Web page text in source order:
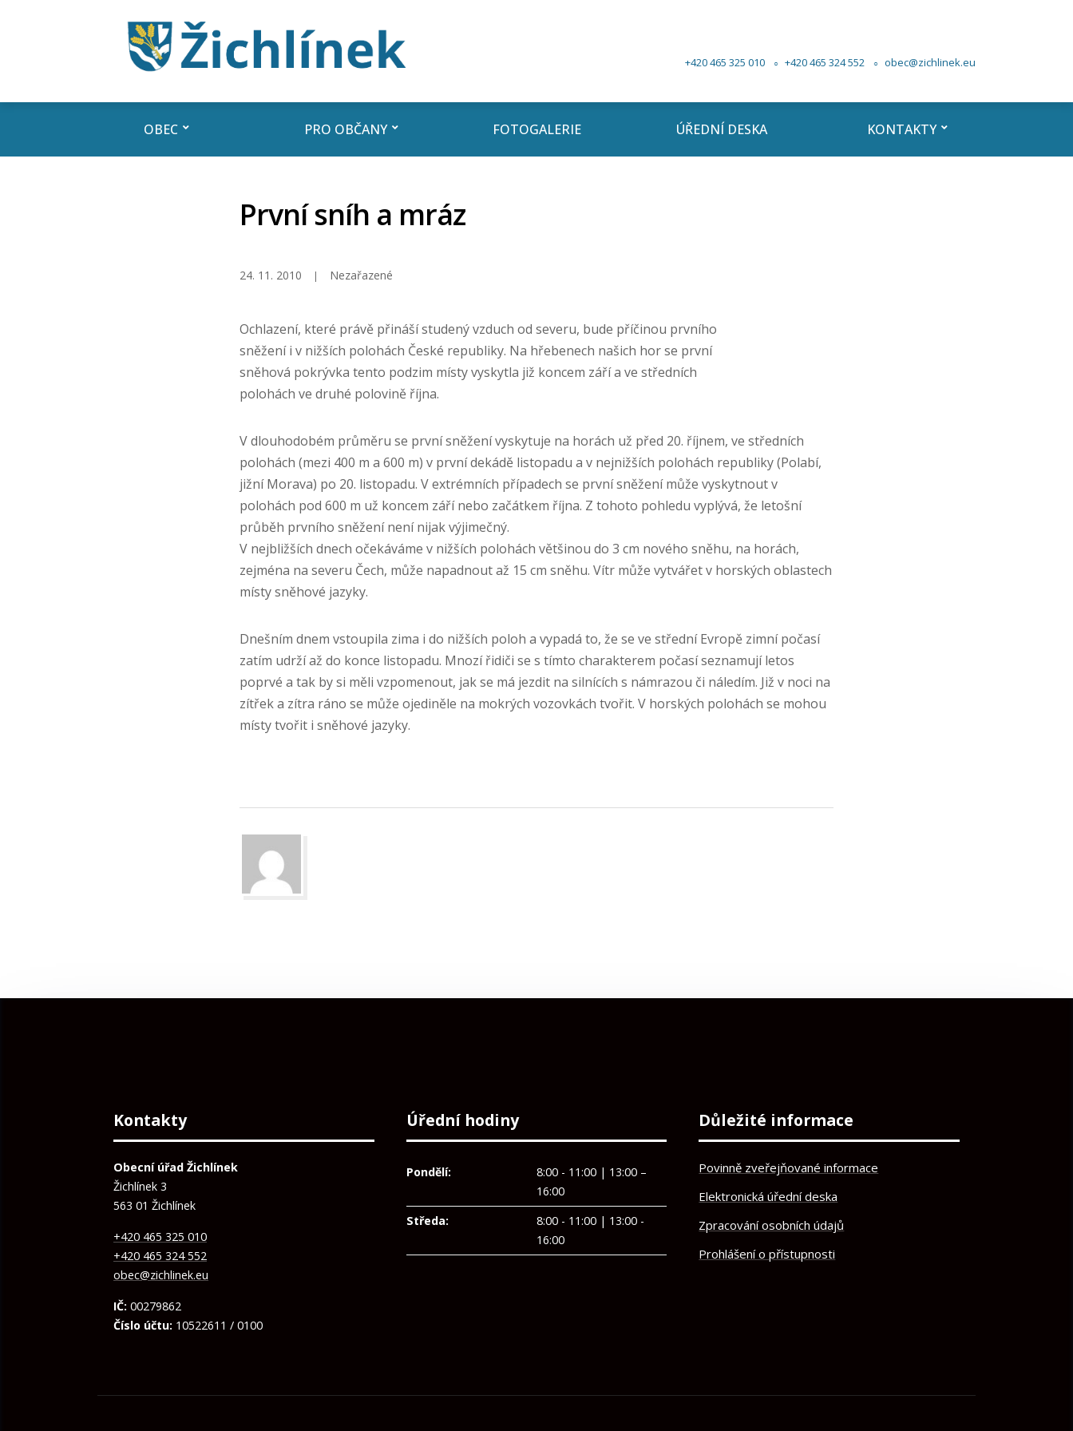
+420 465 325 010 +420 465 324 552 obec@zichlinek.eu
OBEC PRO OBČANY FOTOGALERIE ÚŘEDNÍ DESKA KONTAKTY
První sníh a mráz
24. 11. 2010 Nezařazené
Ochlazení, které právě přináší studený vzduch od severu, bude příčinou prvního
sněžení i v nižších polohách České republiky. Na hřebenech našich hor se první
sněhová pokrývka tento podzim místy vyskytla již koncem září a ve středních
polohách ve druhé polovině října.
V dlouhodobém průměru se první sněžení vyskytuje na horách už před 20. říjnem, ve středních
polohách (mezi 400 m a 600 m) v první dekádě listopadu a v nejnižších polohách republiky (Polabí,
jižní Morava) po 20. listopadu. V extrémních případech se první sněžení může vyskytnout v
polohách pod 600 m už koncem září nebo začátkem října. Z tohoto pohledu vyplývá, že letošní
průběh prvního sněžení není nijak výjimečný.
V nejbližších dnech očekáváme v nižších polohách většinou do 3 cm nového sněhu, na horách,
zejména na severu Čech, může napadnout až 15 cm sněhu. Vítr může vytvářet v horských oblastech
místy sněhové jazyky.
Dnešním dnem vstoupila zima i do nižších poloh a vypadá to, že se ve střední Evropě zimní počasí
zatím udrží až do konce listopadu. Mnozí řidiči se s tímto charakterem počasí seznamují letos
poprvé a tak by si měli vzpomenout, jak se má jezdit na silnících s námrazou či náledím. Již v noci na
zítřek a zítra ráno se může ojediněle na mokrých vozovkách tvořit. V horských polohách se mohou
místy tvořit i sněhové jazyky.
Kontakty
Obecní úřad Žichlínek
Žichlínek 3
563 01 Žichlínek
+420 465 325 010
+420 465 324 552
obec@zichlinek.eu
IČ: 00279862
Číslo účtu: 10522611 / 0100
Úřední hodiny
Pondělí:
8:00 - 11:00 | 13:00 –
16:00
Středa:
8:00 - 11:00 | 13:00 -
16:00
Důležité informace
Povinně zveřejňované informace
Elektronická úřední deska
Zpracování osobních údajů
Prohlášení o přístupnosti